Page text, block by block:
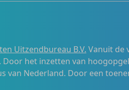
Uitzendbureau B.V. Vanuit de
het inzetten van
Nederland. Door een